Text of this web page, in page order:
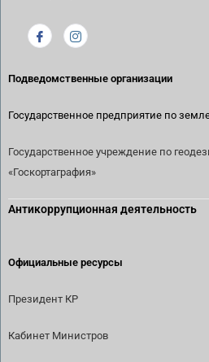
Подведомственные организации
Государственное предприятие по
Государственное учреждение по
«Госкортаграфия»
Антикоррупционная деятельность
Официальные ресурсы
Президент КР
Кабинет Министров